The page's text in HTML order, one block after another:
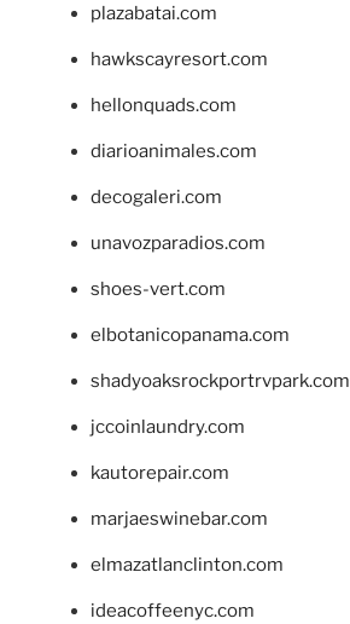
plazabatai.com
hawkscayresort.com
hellonquads.com
diarioanimales.com
decogaleri.com
unavozparadios.com
shoes-vert.com
elbotanicopanama.com
shadyoaksrockportrvpark.com
jccoinlaundry.com
kautorepair.com
marjaeswinebar.com
elmazatlanclinton.com
ideacoffeenyc.com